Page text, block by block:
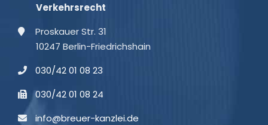
Verkehrsrecht
Proskauer Str. 31
10247 Berlin-Friedrichshain
030/42 01 08 23
030/42 01 08 24
info@breuer-kanzlei.de